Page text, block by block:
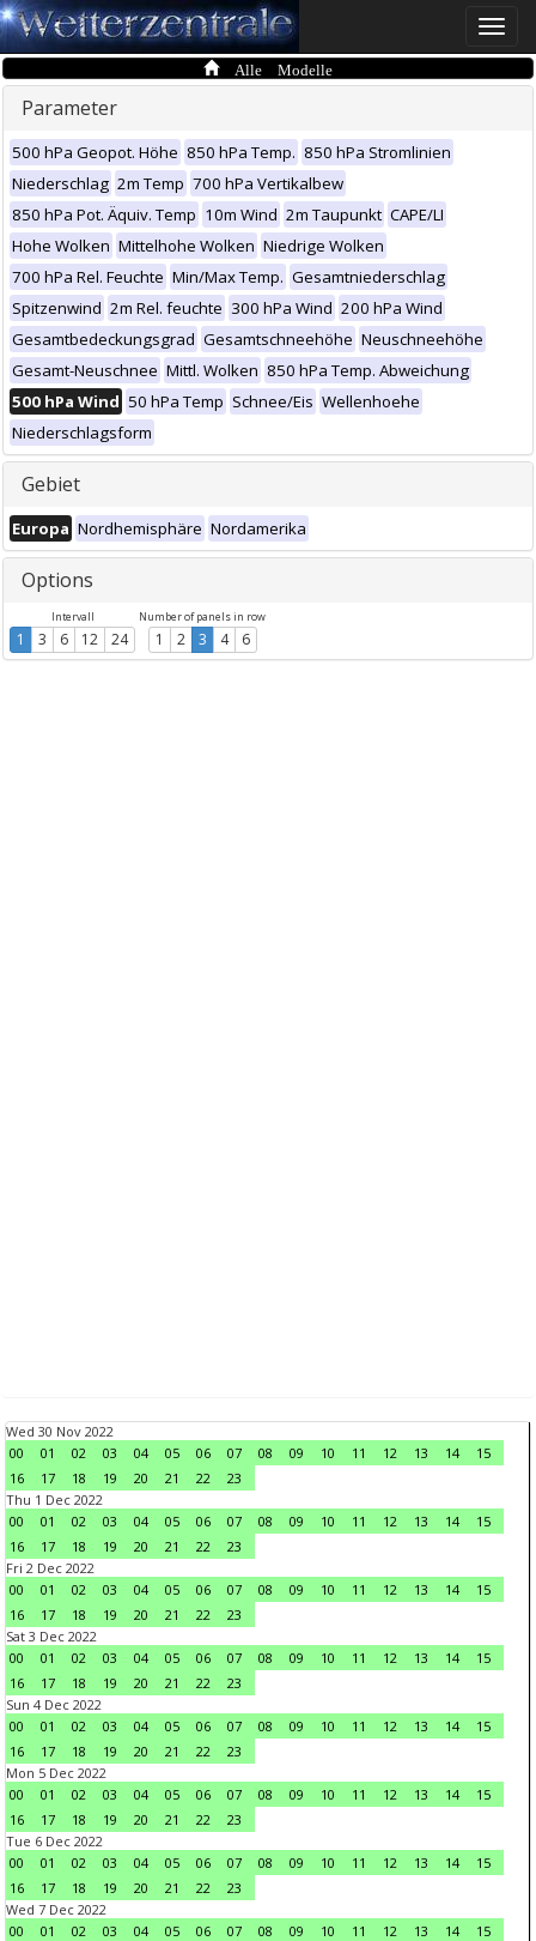
Toggle
Alle Modelle
Parameter
500 hPa Geopot. Höhe 850 hPa Temp. 850 hPa Stromlinien
Niederschlag 2m Temp 700 hPa Vertikalbew
850 hPa Pot. Äquiv. Temp 10m Wind 2m Taupunkt CAPE/LI
Hohe Wolken Mittelhohe Wolken Niedrige Wolken
700 hPa Rel. Feuchte Min/Max Temp. Gesamtniederschlag
Spitzenwind 2m Rel. feuchte 300 hPa Wind 200 hPa Wind
Gesamtbedeckungsgrad Gesamtschneehöhe Neuschneehöhe
Gesamt-Neuschnee Mittl. Wolken 850 hPa Temp. Abweichung
500 hPa Wind 50 hPa Temp Schnee/Eis Wellenhoehe
Niederschlagsform
Gebiet
Europa Nordhemisphäre Nordamerika
Options
Intervall
1 3 6 12 24
Number of panels in row
1 2 3 4 6
Wed 30 Nov 2022
00
01 02 03 04 05 06 07 08 09 10 11 12 13 14
15
16
17 18 19 20 21 22
23
Thu 1 Dec 2022
00
01 02 03 04 05 06 07 08 09 10 11 12 13 14
15
16
17 18 19 20 21 22
23
Fri 2 Dec 2022
00
01 02 03 04 05 06 07 08 09 10 11 12 13 14
15
16
17 18 19 20 21 22
23
Sat 3 Dec 2022
00
01 02 03 04 05 06 07 08 09 10 11 12 13 14
15
16
17 18 19 20 21 22
23
Sun 4 Dec 2022
00
01 02 03 04 05 06 07 08 09 10 11 12 13 14
15
16
17 18 19 20 21 22
23
Mon 5 Dec 2022
00
01 02 03 04 05 06 07 08 09 10 11 12 13 14
15
16
17 18 19 20 21 22
23
Tue 6 Dec 2022
00
01 02 03 04 05 06 07 08 09 10 11 12 13 14
15
16
17 18 19 20 21 22
23
Wed 7 Dec 2022
00
01 02 03 04 05 06 07 08 09 10 11 12 13 14
15